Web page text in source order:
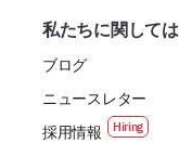
私たちに関しては
ブログ
ニュースレター
採用情報